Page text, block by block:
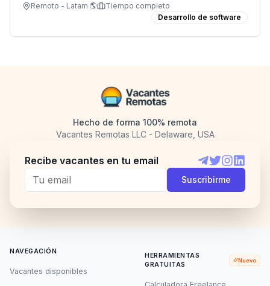
Remoto - Latam 🌎
Tiempo completo
Desarrollo de software
Hecho de forma 100% remota
Vacantes Remotas LLC - Delaware, USA
Recibe vacantes en tu email
Telegram
TwitterInstagram
Suscribirme
NAVEGACIÓN
Vacantes disponibles
HERRAMIENTAS
GRATUITAS
Nuevo